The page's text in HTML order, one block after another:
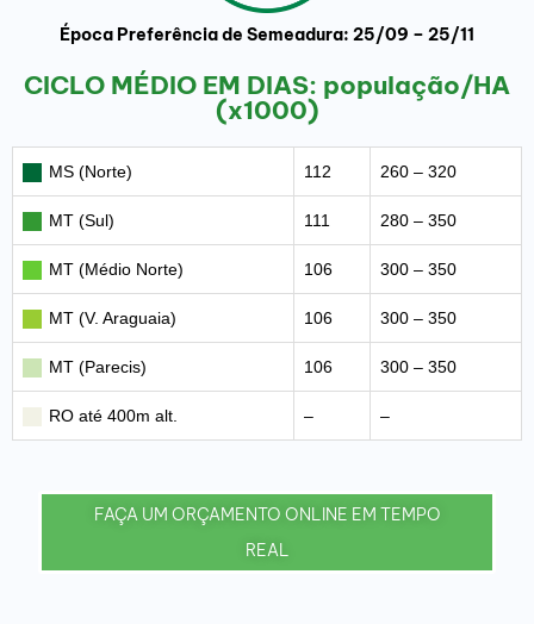
Época Preferência de Semeadura: 25/09 – 25/11
CICLO MÉDIO EM DIAS: população/HA
(x1000)
MS (Norte) 112 260 – 320
MT (Sul) 111 280 – 350
MT (Médio Norte) 106 300 – 350
MT (V. Araguaia) 106 300 – 350
MT (Parecis) 106 300 – 350
RO até 400m alt. – –
FAÇA UM ORÇAMENTO ONLINE EM TEMPO
REAL